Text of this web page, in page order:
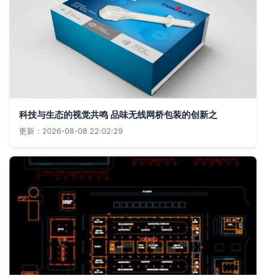
科技与生态的视觉共鸣 品味无线网桥包装的创新之
更新：2026-08-08 22:02:29